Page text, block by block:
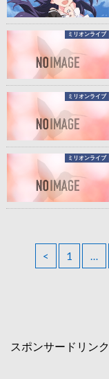
ミリオンライブ
ミリオンライブ
ミリオンライブ
< 1 …
スポンサードリンク